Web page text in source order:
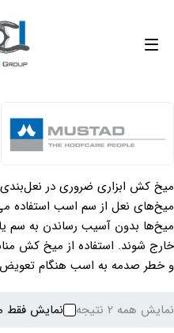
میخ کش ابزاری ضروری در
میخ‌های نعل از سم اسب استفاده
میخ‌ها بدون آسیب رساندن به سم
خارج شوند. استفاده از میخ کش
و خطر صدمه به اسب هنگام
نمایش همه 2 نتیجه نمایش فقط